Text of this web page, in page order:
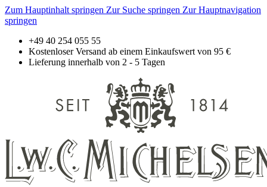
Zum Hauptinhalt springen Zur Suche springen Zur Hauptnavigation
springen
+49 40 254 055 55
Kostenloser Versand ab einem Einkaufswert von 95 €
Lieferung innerhalb von 2 - 5 Tagen